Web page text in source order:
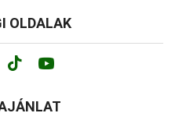
OLDALAK
Tik-
tok
Youtube